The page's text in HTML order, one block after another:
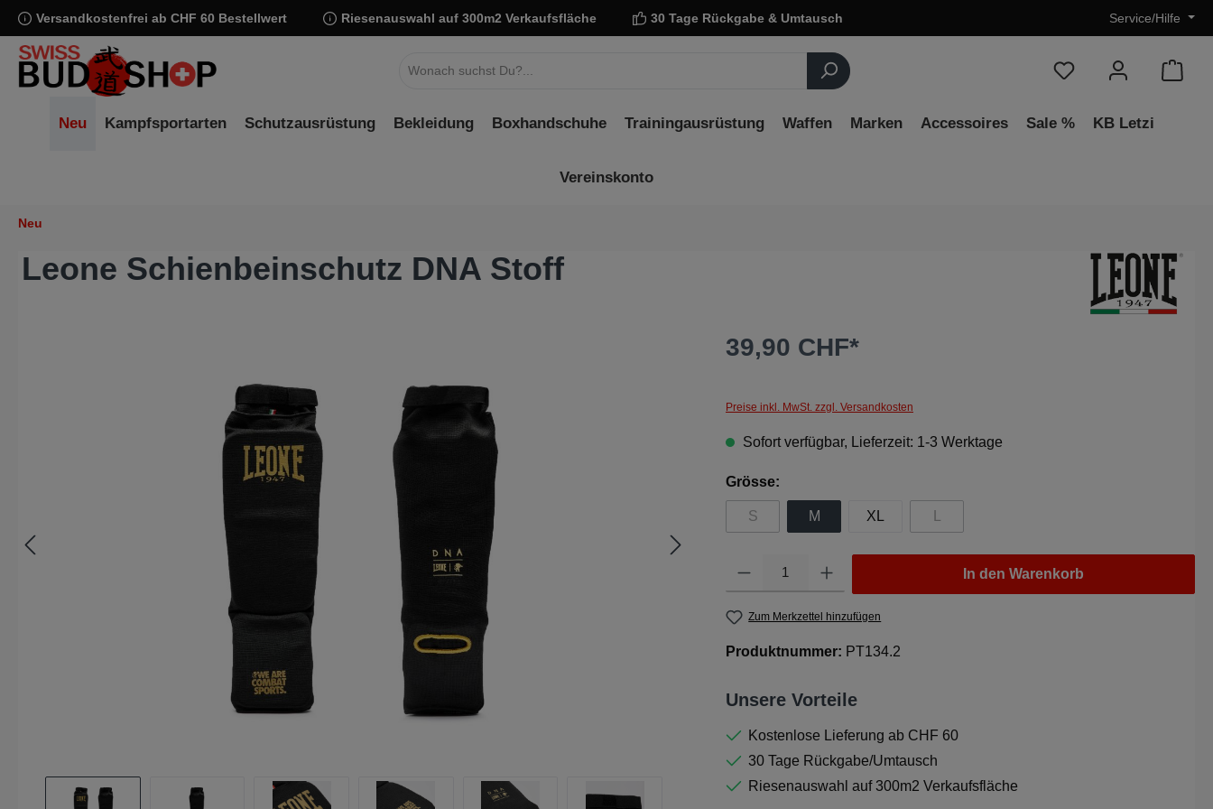
Zur Hauptnavigation springen
Versandkostenfrei ab CHF 60 Bestellwert Riesenauswahl auf 300m2 Verkaufsfläche 30 Tage Rückgabe & Umtausch Service/Hilfe
Neu Kampfsportarten Schutzausrüstung Bekleidung Boxhandschuhe Trainingausrüstung Waffen Marken Accessoires Sale % KB Letzi
Vereinskonto
Neu
Leone Schienbeinschutz DNA Stoff
39,90 CHF*
Preise inkl. MwSt. zzgl. Versandkosten
Sofort verfügbar, Lieferzeit: 1-3 Werktage
Grösse:
S
(Diese Option ist zurzeit nicht verfügbar.)
M XL
(Diese Option ist zurzeit nicht verfügbar.)
In den Warenkorb
Zum Merkzettel hinzufügen
Produktnummer: PT134.2
Unsere Vorteile
Kostenlose Lieferung ab CHF 60
30 Tage Rückgabe/Umtausch
Riesenauswahl auf 300m2 Verkaufsfläche